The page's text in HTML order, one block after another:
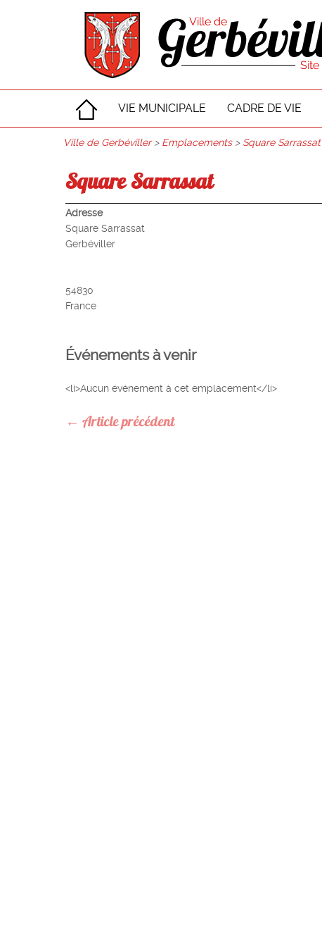
VIE MUNICIPALE CADRE DE VIE
Ville de Gerbéviller> Emplacements> Square Sarrassat
Square Sarrassat
Adresse
Square Sarrassat
Gerbéviller
54830
France
Événements à venir
<li>Aucun événement à cet emplacement</li>
← Article précédent